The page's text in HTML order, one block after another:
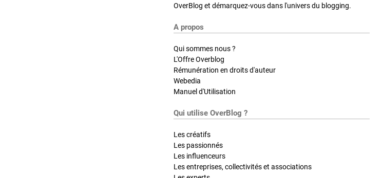
OverBlog et démarquez-vous dans l'univers du blogging.
A propos
Qui sommes nous ?
L'Offre Overblog
Rémunération en droits d'auteur
Webedia
Manuel d'Utilisation
Qui utilise OverBlog ?
Les créatifs
Les passionnés
Les influenceurs
Les entreprises, collectivités et associations